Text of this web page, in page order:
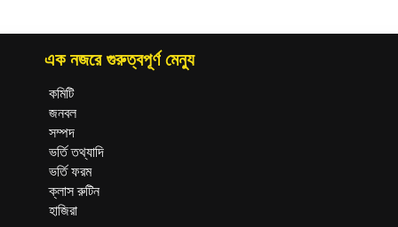
এক নজরে গুরুত্বপূর্ণ মেন্যু
কমিটি
জনবল
সম্পদ
ভর্তি তথ্যাদি
ভর্তি ফরম
ক্লাস রুটিন
হাজিরা